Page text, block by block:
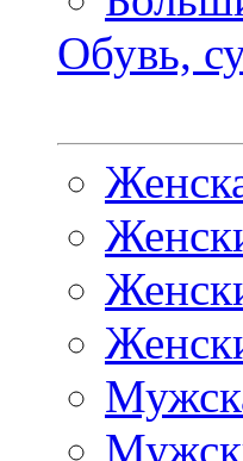
Обувь,